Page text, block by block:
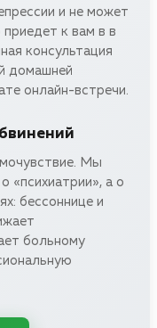
и не может
к вам в в
консультация
домашней
онлайн-встречи.
Мы
«психиатрии», а о
бессоннице и
больному